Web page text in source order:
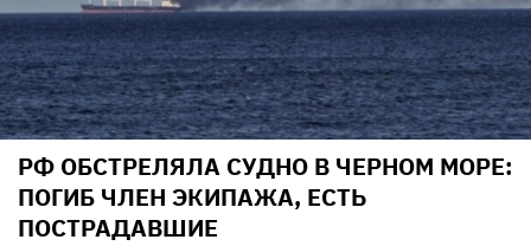
РФ ОБСТРЕЛЯЛА СУДНО В ЧЕРНОМ МОРЕ:
ПОГИБ ЧЛЕН ЭКИПАЖА, ЕСТЬ
ПОСТРАДАВШИЕ